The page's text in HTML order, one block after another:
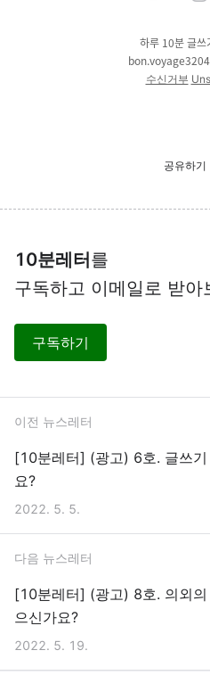
하루 10분 글
수신거부
공유하기
10분레터를
구독하고 이메일로 받아
구독하기
이전 뉴스레터
[10분레터] (광고) 6호. 글쓰
요?
2022. 5. 5.
다음 뉴스레터
[10분레터] (광고) 8호. 의외
으신가요?
2022. 5. 19.